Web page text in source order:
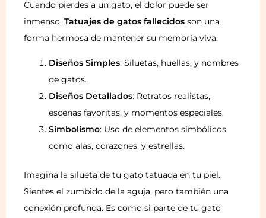
Cuando pierdes a un gato, el dolor puede ser
inmenso. Tatuajes de gatos fallecidos son una
forma hermosa de mantener su memoria viva.
Diseños Simples: Siluetas, huellas, y nombres
de gatos.
Diseños Detallados: Retratos realistas,
escenas favoritas, y momentos especiales.
Simbolismo: Uso de elementos simbólicos
como alas, corazones, y estrellas.
Imagina la silueta de tu gato tatuada en tu piel.
Sientes el zumbido de la aguja, pero también una
conexión profunda. Es como si parte de tu gato